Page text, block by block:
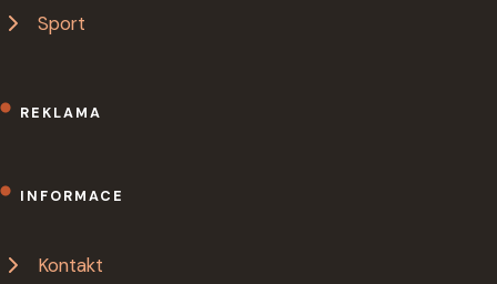
Sport
REKLAMA
INFORMACE
Kontakt